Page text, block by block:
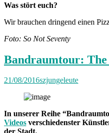
Was stört euch?
Wir brauchen dringend einen
Foto: So Not Seventy
Bandraumtour: The
21/08/2016szjungeleute
In unserer Reihe
Videos verschiedenster